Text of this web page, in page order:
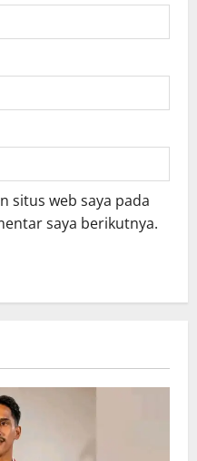
situs web saya pada
saya berikutnya.